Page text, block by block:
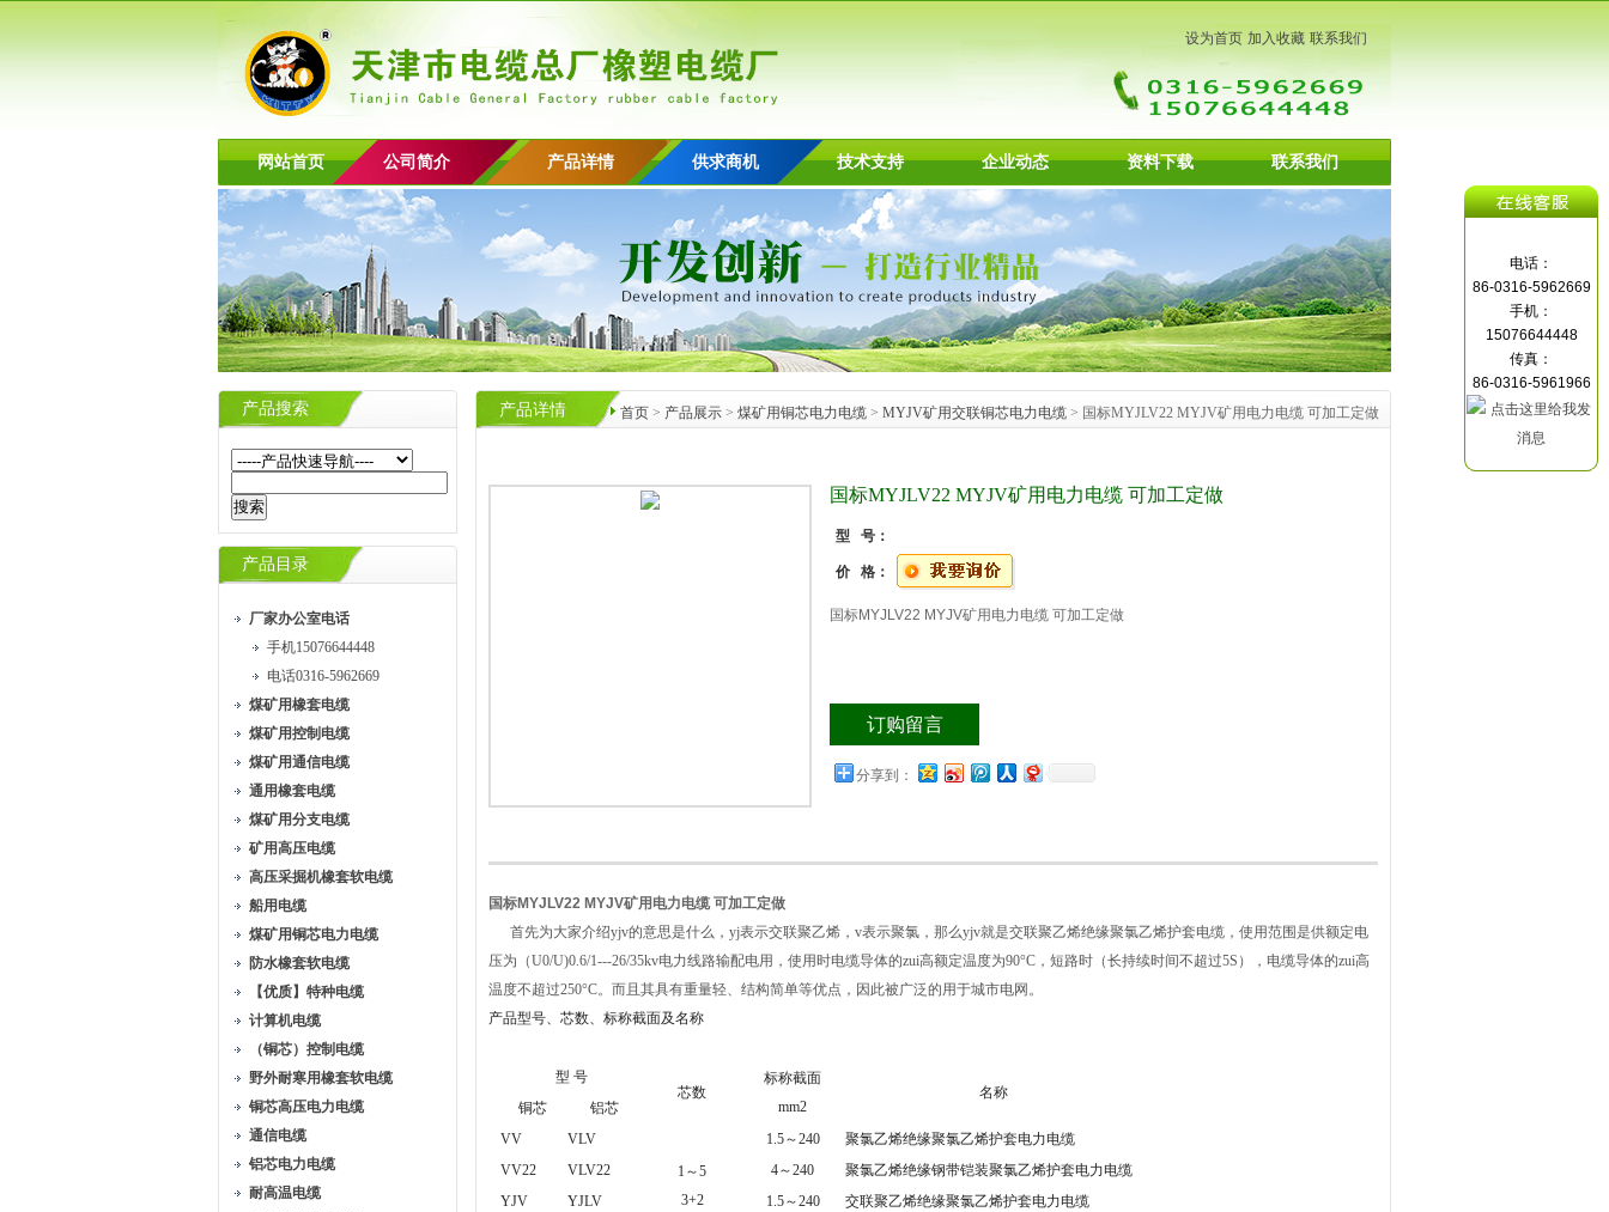
设为首页 加入收藏 联系我们
网站首页 公司简介 产品详情 供求商机 技术支持 企业动态 资料下载 联系我们
产品搜索
产品目录
厂家办公室电话
手机15076644448
电话0316-5962669
煤矿用橡套电缆
煤矿用控制电缆
煤矿用通信电缆
通用橡套电缆
煤矿用分支电缆
矿用高压电缆
高压采掘机橡套软电缆
船用电缆
煤矿用铜芯电力电缆
防水橡套软电缆
【优质】特种电缆
计算机电缆
（铜芯）控制电缆
野外耐寒用橡套软电缆
铜芯高压电力电缆
通信电缆
铝芯电力电缆
耐高温电缆
首页 > 产品展示 > 煤矿用铜芯电力电缆 > MYJV矿用交联铜芯电力电缆 > 国标MYJLV22 MYJV矿用电力电缆 可加工定做
产品详情
国标MYJLV22 MYJV矿用电力电缆 可加工定做
型 号：
价 格：
国标MYJLV22 MYJV矿用电力电缆 可加工定做
订购留言
分享到：
国标MYJLV22 MYJV矿用电力电缆 可加工定做
首先为大家介绍yjv的意思是什么，yj表示交联聚乙烯，v表示聚氯，那么yjv就是交联聚乙烯绝缘聚氯乙烯护套电缆，使用范围是供额定电
压为（U0/U)0.6/1---26/35kv电力线路输配电用，使用时电缆导体的zui高额定温度为90°C，短路时（长持续时间不超过5S），电缆导体的zui高
温度不超过250°C。而且其具有重量轻、结构简单等优点，因此被广泛的用于城市电网。
产品型号、芯数、标称截面及名称
型 号
芯数
标称截面
mm2
名称
铜芯
铝芯
VV
VLV
1～5
3+2
1.5～240
聚氯乙烯绝缘聚氯乙烯护套电力电缆
VV22
VLV22 4～240
聚氯乙烯绝缘钢带铠装聚氯乙烯护套电力电缆
YJV
YJLV 1.5～240 交联聚乙烯绝缘聚氯乙烯护套电力电缆
电话：
86-0316-5962669
手机：
15076644448
传真：
86-0316-5961966